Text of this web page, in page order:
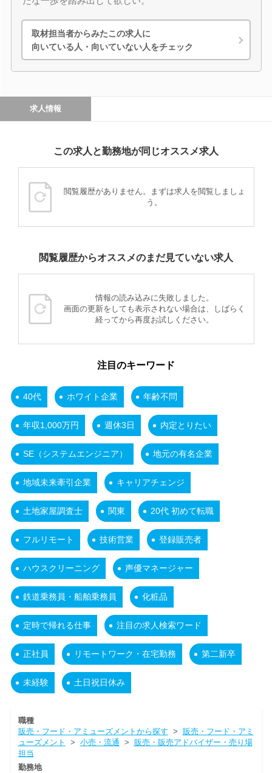
取材担当者からみたこの求人に
向いている人・向いていない人をチェック
求人情報
この求人と勤務地が同じオススメ求人
閲覧履歴がありません。まずは求人を閲覧しましょ
う。
閲覧履歴からオススメのまだ見ていない求人
情報の読み込みに失敗しました。
画面の更新をしても表示されない場合は、しばらく
経ってから再度お試しください。
注目のキーワード
40代 ホワイト企業 年齢不問
年収1,000万円 週休3日 内定とりたい
SE（システムエンジニア） 地元の有名企業
地域未来牽引企業 キャリアチェンジ
土地家屋調査士 関東 20代 初めて転職
フルリモート 技術営業 登録販売者
ハウスクリーニング 声優マネージャー
鉄道乗務員・船舶乗務員 化粧品
定時で帰れる仕事 注目の求人検索ワード
正社員 リモートワーク・在宅勤務 第二新卒
未経験 土日祝日休み
職種
販売・フード・アミューズメントから探す > 販売・フード・アミ
ューズメント
> 小売・流通 > 販売・販売アドバイザー・売り場
担当
勤務地